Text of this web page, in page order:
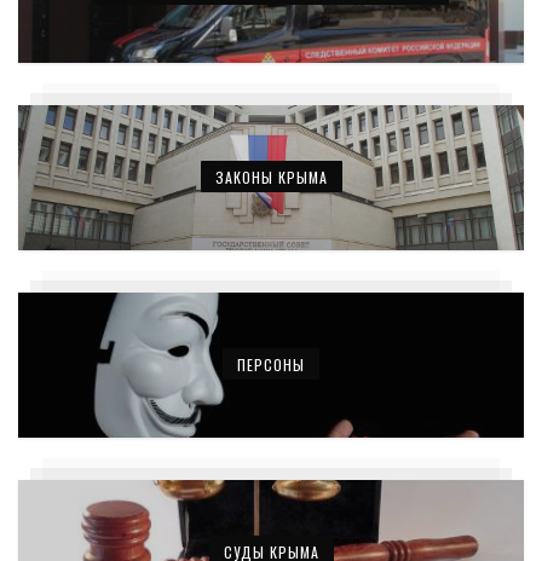
ЗАКОНЫ КРЫМА
ПЕРСОНЫ
СУДЫ КРЫМА